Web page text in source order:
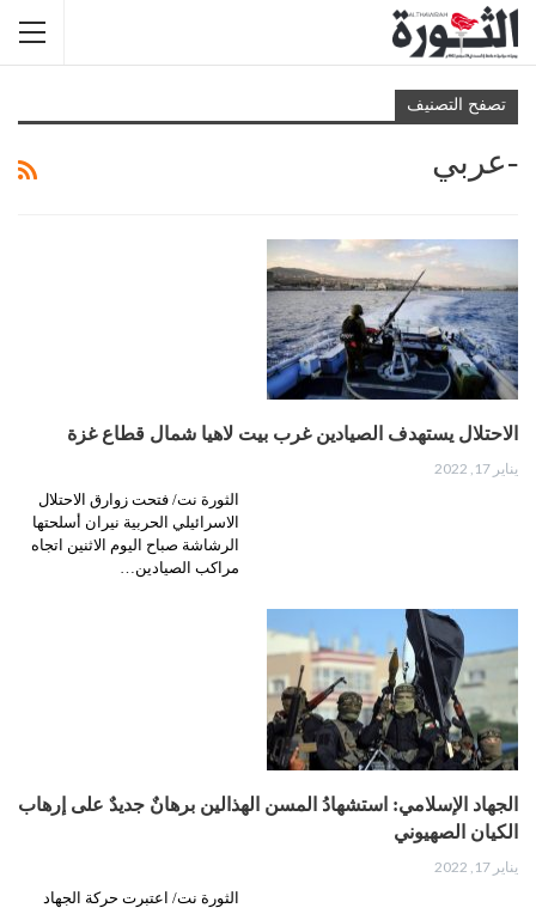
تصفح التصنيف
-عربي
الاحتلال يستهدف الصيادين غرب بيت لاهيا شمال قطاع غزة
يناير 17, 2022
الثورة نت/ فتحت زوارق الاحتلال
الاسرائيلي الحربية نيران أسلحتها
الرشاشة صباح اليوم الاثنين اتجاه
مراكب الصيادين…
الجهاد الإسلامي: استشهادُ المسن الهذالين برهانٌ جديدٌ على إرهاب
الكيان الصهيوني
يناير 17, 2022
الثورة نت/ اعتبرت حركة الجهاد